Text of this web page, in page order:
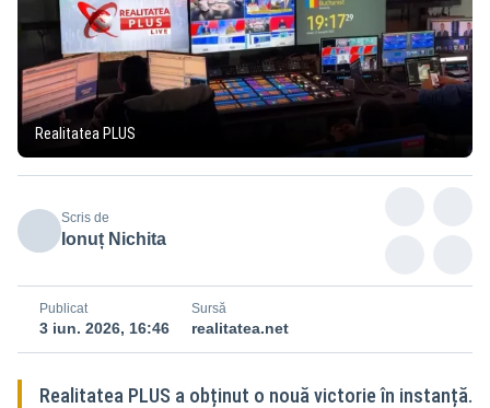
Realitatea PLUS
Scris de
Ionuț Nichita
Publicat
3 iun. 2026, 16:46
Sursă
realitatea.net
Realitatea PLUS a obținut o nouă victorie în instanță.